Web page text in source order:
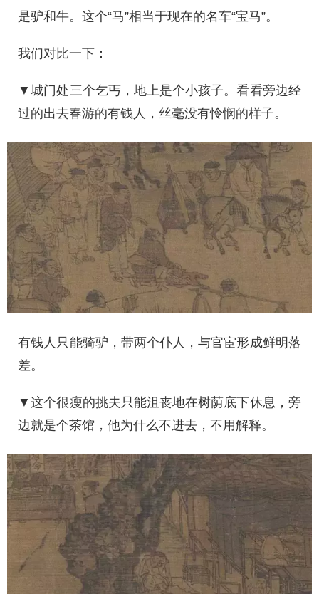
是驴和牛。这个“马”相当于现在的名车“宝马”。
我们对比一下：
▼城门处三个乞丐，地上是个小孩子。看看旁边经
过的出去春游的有钱人，丝毫没有怜悯的样子。
有钱人只能骑驴，带两个仆人，与官宦形成鲜明落
差。
▼这个很瘦的挑夫只能沮丧地在树荫底下休息，旁
边就是个茶馆，他为什么不进去，不用解释。